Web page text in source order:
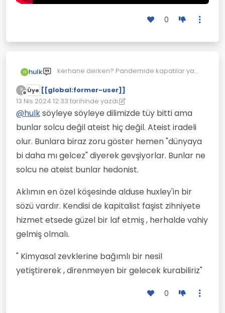
0
H hulk
kerhane derken? Pandemide kapatılar ya
Alkol ve sigaraya ara vermelerini, bi dönem
araba satın almamayı, arabası olanlara ise 6
ay kontak kapamayı tavsiye ederim. Protesto
etmek için sokağa çıkmıyor korkuyorsun
eyvlak. Bari bunu yap. 70 liraya bir şişe bira
mı olurmuş? Avrupada yok böyle bir fiyat...
Alkolik değilsen içme. Satamayacaklarını
anlayıp seve seve o vergileri düşürecekler...
Araba alan enayilere ne demeli hele? 1
bakıyorsun Çin' de 5 bin dolara Trükiyede en
ucuzz arabandan daha iyisi hemide
elektiriklisi satılıyor. Şaka gibi m/illet yahu...
Şimşek ve bürokrasi ordusu S600' e binip 10
larca konvoy araçla, korumayla gezerek,
israf edecek, saraylarda yaşayacak diye
Binmeyiversinler. Yunan, Hollandalı bakan
gibi bisiklete binsinler öyle gitsinler gelsinler
işlerine. Alman Şansölysei gibi 60-70
gerçek bir muhalif parti olsa takar peşine
?
Çevrimdışı
Üye [[global:former-user]]
13 Nis 2024 12:33 tarihinde yazdı
Son düzenleyen: [[global:former-user]]
@hulksöyleye söyleye dilimizde tüy bitti ama
bunlar solcu değil ateist hiç değil. Ateist iradeli
olur. Bunlara biraz zoru göster hemen "dünyaya
bi daha mı gelcez" diyerek gevşiyorlar. Bunlar ne
solcu ne ateist bunlar hedonist.
Aklımın en özel köşesinde alduse huxley'in bir
sözü vardır. Kendisi de kapitalist faşist zihniyete
hizmet etsede güzel bir laf etmiş , herhalde vahiy
gelmiş olmalı.
" Kimyasal zevklerine bağımlı bir nesil
yetiştirerek , direnmeyen bir gelecek kurabiliriz"
0